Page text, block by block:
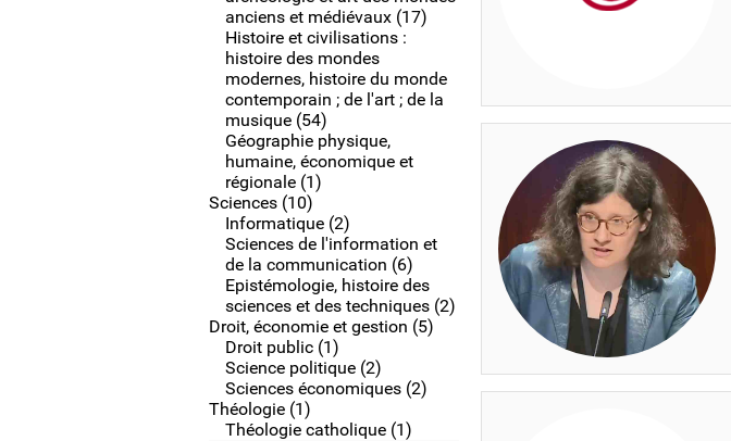
anciens et médiévaux (17)
Histoire et civilisations :
histoire des mondes
modernes, histoire du monde
contemporain ; de l'art ; de la
musique (54)
Géographie physique,
humaine, économique et
régionale (1)
Sciences (10)
Informatique (2)
Sciences de l'information et
de la communication (6)
Epistémologie, histoire des
sciences et des techniques (2)
Droit, économie et gestion (5)
Droit public (1)
Science politique (2)
Sciences économiques (2)
Théologie (1)
Théologie catholique (1)